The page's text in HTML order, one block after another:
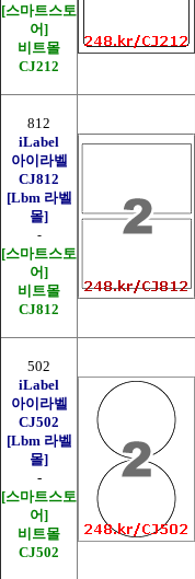
[스마트스토
어]
비트몰
CJ212
812
iLabel
아이라벨
CJ812
[Lbm 라벨
몰]
-
[스마트스토
어]
비트몰
CJ812
502
iLabel
아이라벨
CJ502
[Lbm 라벨
몰]
-
[스마트스토
어]
비트몰
CJ502